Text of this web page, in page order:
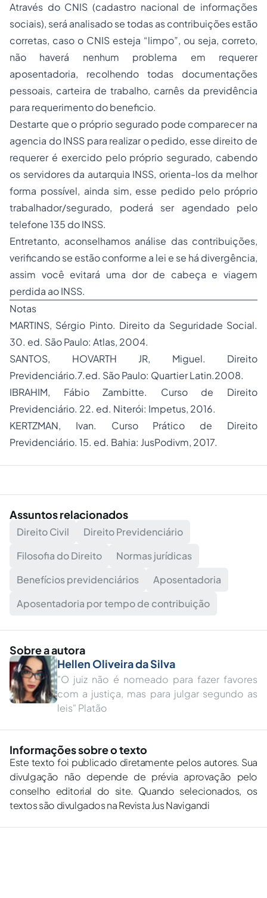
Através do CNIS (cadastro nacional de informações
sociais), será analisado se todas as contribuições estão
corretas, caso o CNIS esteja “limpo”, ou seja, correto,
não haverá nenhum problema em requerer
aposentadoria, recolhendo todas documentações
pessoais, carteira de trabalho, carnês da previdência
para requerimento do beneficio.
Destarte que o próprio segurado pode comparecer na
agencia do INSS para realizar o pedido, esse direito de
requerer é exercido pelo próprio segurado, cabendo
os servidores da autarquia INSS, orienta-los da melhor
forma possível, ainda sim, esse pedido pelo próprio
trabalhador/segurado, poderá ser agendado pelo
telefone 135 do INSS.
Entretanto, aconselhamos análise das contribuições,
verificando se estão conforme a lei e se há divergência,
assim você evitará uma dor de cabeça e viagem
perdida ao INSS.
Notas
MARTINS, Sérgio Pinto. Direito da Seguridade Social.
30. ed. São Paulo: Atlas, 2004.
SANTOS, HOVARTH JR, Miguel. Direito
Previdenciário.7.ed. São Paulo: Quartier Latin.2008.
IBRAHIM, Fábio Zambitte. Curso de Direito
Previdenciário. 22. ed. Niterói: Impetus, 2016.
KERTZMAN, Ivan. Curso Prático de Direito
Previdenciário. 15. ed. Bahia: JusPodivm, 2017.
Assuntos relacionados
Direito Civil
Direito Previdenciário
Filosofia do Direito
Normas jurídicas
Benefícios previdenciários
Aposentadoria
Aposentadoria por tempo de contribuição
Sobre a autora
Hellen Oliveira da Silva
"O juiz não é nomeado para fazer favores
com a justiça, mas para julgar segundo as
leis" Platão
Informações sobre o texto
Este texto foi publicado diretamente pelos autores. Sua
divulgação não depende de prévia aprovação pelo
conselho editorial do site. Quando selecionados, os
textos são divulgados na Revista Jus Navigandi